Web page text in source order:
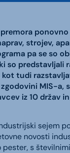
strojev,
pa se so
predstavljali
tudi
MIS-a,
iz 10 držav
sejem
novosti
s